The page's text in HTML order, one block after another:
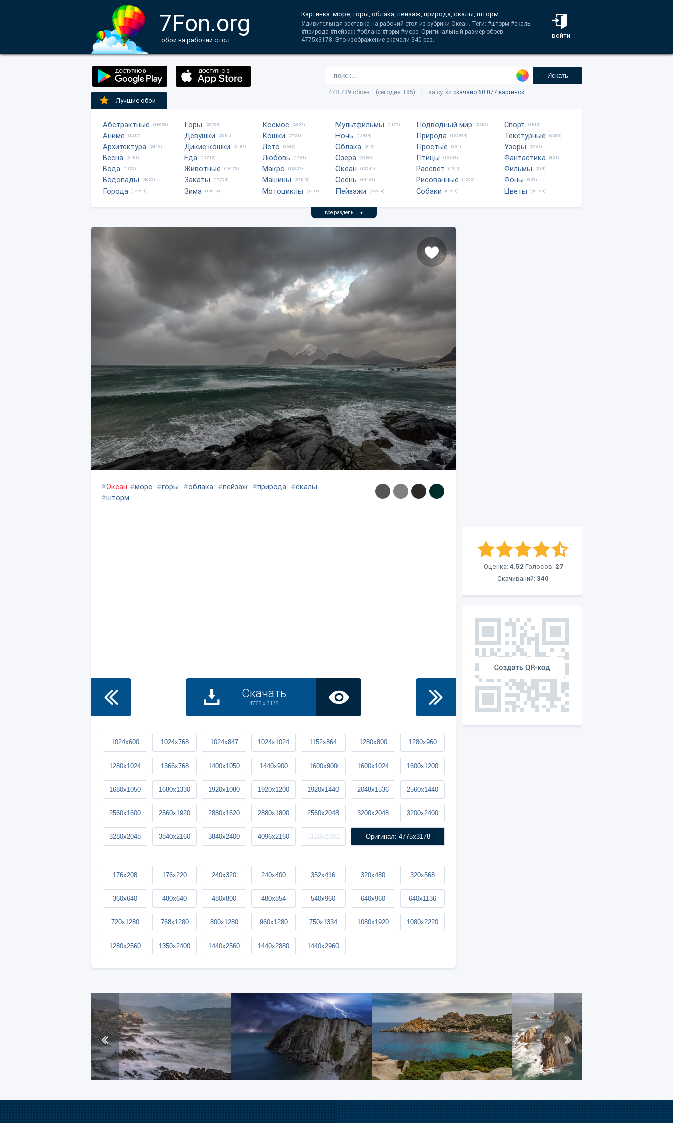
7Fon.org
обои на рабочий стол
войти
Картинка: море, горы, облака, пейзаж, природа, скалы, шторм
Удивительная заставка на рабочий стол из рубрики Океан. Теги: #шторм #скалы
#природа #пейзаж #облака #горы #море. Оригинальный размер обоев
4775x3178. Это изображение скачали 340 раз.
Искать
478.739 обоев (сегодня +85) | за сутки скачано 60.077 картинок
Лучшие обои
Абстрактные (18058)
Аниме (1217)
Архитектура (2816)
Весна (6483)
Вода (1335)
Водопады (4625)
Города (15298)
Горы (20709)
Девушки (2684)
Дикие кошки (6487)
Еда (13710)
Животные (49479)
Закаты (17754)
Зима (13514)
Космос (6007)
Кошки (7731)
Лето (9683)
Любовь (1791)
Макро (12627)
Машины (37848)
Мотоциклы (3701)
Мультфильмы (1177)
Ночь (12414)
Облака (945)
Озёра (6990)
Океан (13544)
Осень (14469)
Пейзажи (24624)
Подводный мир (2282)
Природа (105994)
Простые (904)
Птицы (10209)
Рассвет (4540)
Рисованные (4053)
Собаки (8759)
Спорт (1815)
Текстурные (6380)
Узоры (3762)
Фантастика (821)
Фильмы (334)
Фоны (609)
Цветы (28153)
все разделы ▼
Оценка: 4.52 Голосов: 27
Скачиваний: 340
#Океан #море #горы #облака #пейзаж #природа #скалы
#шторм
Скачать
4775 x 3178
1024x600 1024x768 1024x847 1024x1024 1152x864 1280x800 1280x960
1280x1024 1366x768 1400x1050 1440x900 1600x900 1600x1024 1600x1200
1680x1050 1680x1330 1920x1080 1920x1200 1920x1440 2048x1536 2560x1440
2560x1600 2560x1920 2880x1620 2880x1800 2560x2048 3200x2048 3200x2400
3280x2048 3840x2160 3840x2400 4096x2160 5120x2880 Оригинал: 4775x3178
176x208 176x220 240x320 240x400 352x416 320x480 320x568
360x640 480x640 480x800 480x854 540x960 640x960 640x1136
720x1280 768x1280 800x1280 960x1280 750x1334 1080x1920 1080x2220
1280x2560 1350x2400 1440x2560 1440x2880 1440x2960